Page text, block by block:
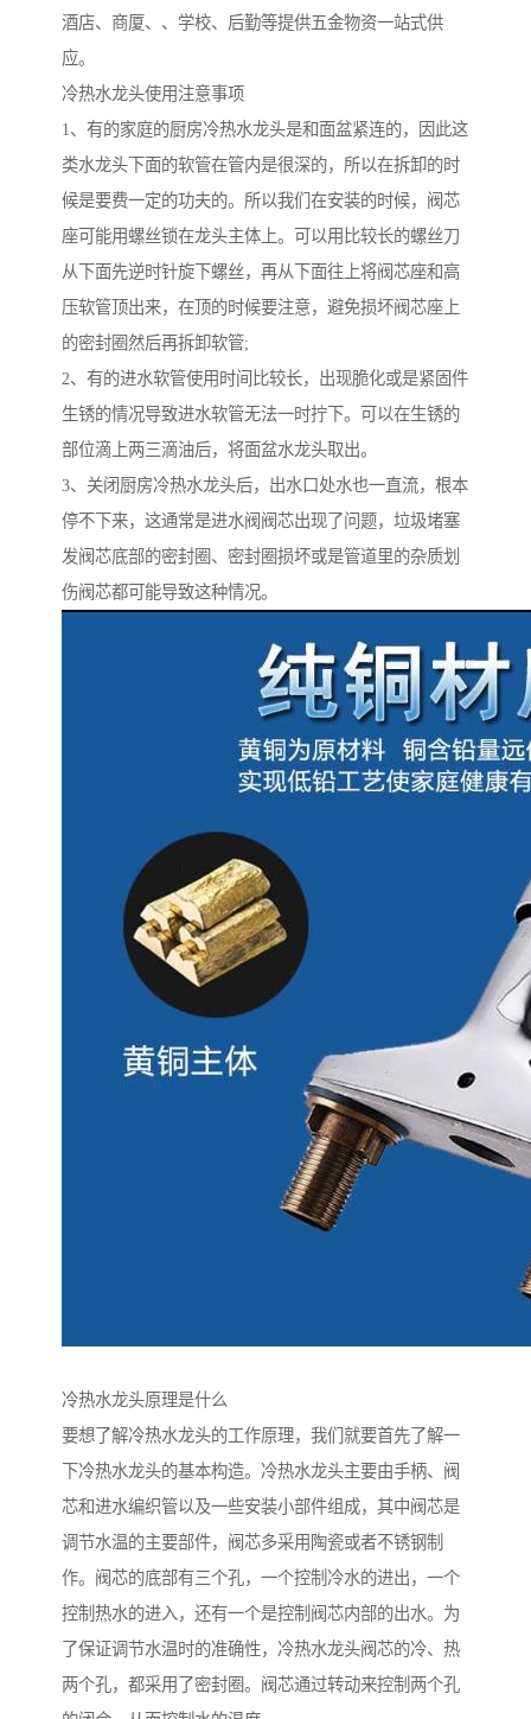
酒店、商厦、、学校、后勤等提供五金物资一站式供
应。
冷热水龙头使用注意事项
1、有的家庭的厨房冷热水龙头是和面盆紧连的，因此这
类水龙头下面的软管在管内是很深的，所以在拆卸的时
候是要费一定的功夫的。所以我们在安装的时候，阀芯
座可能用螺丝锁在龙头主体上。可以用比较长的螺丝刀
从下面先逆时针旋下螺丝，再从下面往上将阀芯座和高
压软管顶出来，在顶的时候要注意，避免损坏阀芯座上
的密封圈然后再拆卸软管;
2、有的进水软管使用时间比较长，出现脆化或是紧固件
生锈的情况导致进水软管无法一时拧下。可以在生锈的
部位滴上两三滴油后，将面盆水龙头取出。
3、关闭厨房冷热水龙头后，出水口处水也一直流，根本
停不下来，这通常是进水阀阀芯出现了问题，垃圾堵塞
发阀芯底部的密封圈、密封圈损坏或是管道里的杂质划
伤阀芯都可能导致这种情况。
冷热水龙头原理是什么
要想了解冷热水龙头的工作原理，我们就要首先了解一
下冷热水龙头的基本构造。冷热水龙头主要由手柄、阀
芯和进水编织管以及一些安装小部件组成，其中阀芯是
调节水温的主要部件，阀芯多采用陶瓷或者不锈钢制
作。阀芯的底部有三个孔，一个控制冷水的进出，一个
控制热水的进入，还有一个是控制阀芯内部的出水。为
了保证调节水温时的准确性，冷热水龙头阀芯的冷、热
两个孔，都采用了密封圈。阀芯通过转动来控制两个孔